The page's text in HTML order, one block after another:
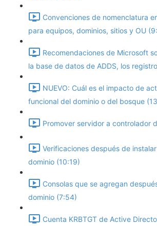
Convenciones de nomenclatura
para equipos, dominios, sitios y OU
Recomendaciones de Microsoft
la base de datos de ADDS, los
NUEVO: Cuál es el impacto de
funcional del dominio o del bosque
Promover servidor a controlador
Verificaciones después de
dominio (10:19)
Consolas que se agregan
dominio (7:54)
Cuenta KRBTGT de Active